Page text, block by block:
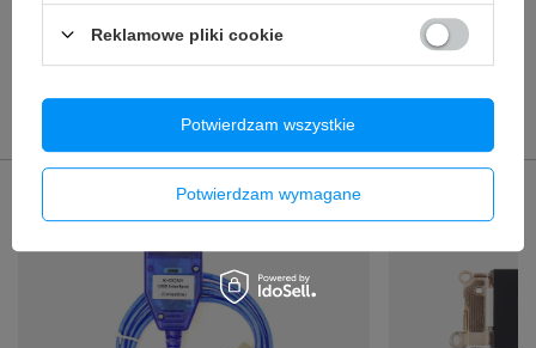
firma wyznacza nowe standardy w branży. VariCore
umacnia swoją pozycję lidera na rynku, zdobywając
/ szt.
POLECANE
Poprzedni z tej kategorii Następny z tej kategorii
Reklamowe pliki cookie
Potwierdzam wymagane
Potwierdzam wszystkie